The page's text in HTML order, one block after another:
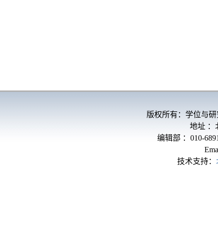
版权所有：学位与
地址 ：
编辑部 ：010-
技术支持：